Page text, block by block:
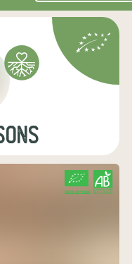
CERTIFIÉ PAR FR-BIO-01
AGRICULTURE FRANCE